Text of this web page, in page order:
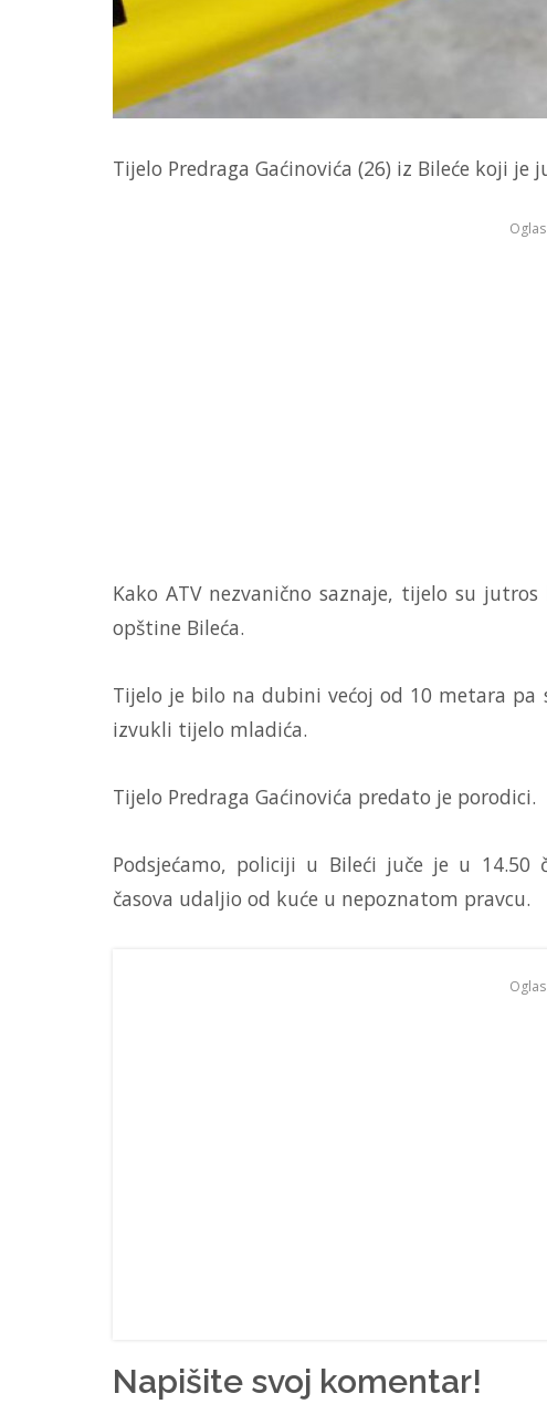
Tijelo Predraga Gaćinovića (26) iz Bileće koji
Oglas
Kako ATV nezvanično saznaje, tijelo su
opštine Bileća.
Tijelo je bilo na dubini većoj od 10 metara
izvukli tijelo mladića.
Tijelo Predraga Gaćinovića predato je porodici.
Podsjećamo, policiji u Bileći juče je u 14.50
časova udaljio od kuće u nepoznatom pravcu.
Oglas
Napišite svoj komentar!